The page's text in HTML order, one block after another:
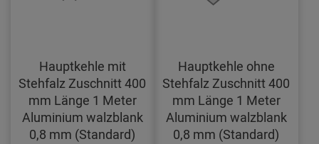
Hauptkehle mit
Stehfalz Zuschnitt 400
mm Länge 1 Meter
Aluminium walzblank
0,8 mm (Standard)
Hauptkehle ohne
Stehfalz Zuschnitt 400
mm Länge 1 Meter
Aluminium walzblank
0,8 mm (Standard)